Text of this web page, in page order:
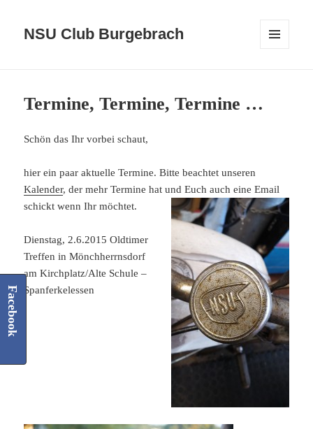
NSU Club Burgebrach
Termine, Termine, Termine …
Schön das Ihr vorbei schaut,
hier ein paar aktuelle Termine. Bitte beachtet unseren
Kalender, der mehr Termine hat und Euch auch eine Email
schickt wenn Ihr möchtet.
Dienstag, 2.6.2015 Oldtimer
Treffen in Mönchherrnsdorf
am Kirchplatz/Alte Schule –
Spanferkelessen
Facebook